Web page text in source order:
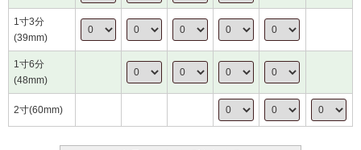
1寸3分
(39mm)
1寸6分
(48mm)
2寸(60mm)